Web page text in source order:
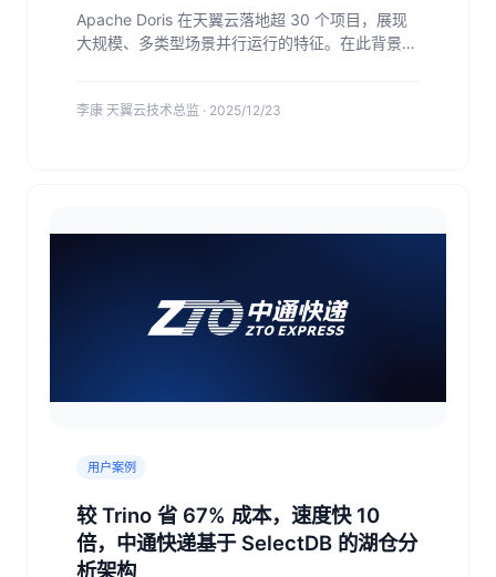
Apache Doris 在天翼云落地超 30 个项目，展现
大规模、多类型场景并行运行的特征。在此背景
智能运维体系，解放大量人力同时，显著提升运维
李康 天翼云技术总监 · 2025/12/23
用户案例
较 Trino 省 67% 成本，速度快 10
倍，中通快递基于 SelectDB 的湖仓分
析架构